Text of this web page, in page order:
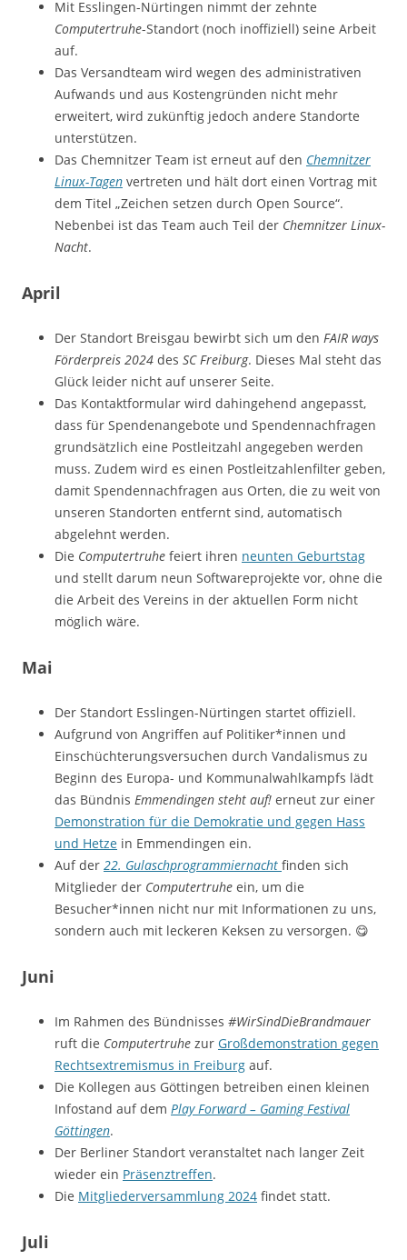
Mit Esslingen-Nürtingen nimmt der zehnte
Computertruhe-Standort (noch inoffiziell) seine Arbeit
auf.
Das Versandteam wird wegen des administrativen
Aufwands und aus Kostengründen nicht mehr
erweitert, wird zukünftig jedoch andere Standorte
unterstützen.
Das Chemnitzer Team ist erneut auf den Chemnitzer
Linux-Tagen vertreten und hält dort einen Vortrag mit
dem Titel „Zeichen setzen durch Open Source“.
Nebenbei ist das Team auch Teil der Chemnitzer Linux-
Nacht.
April
Der Standort Breisgau bewirbt sich um den FAIR ways
Förderpreis 2024 des SC Freiburg. Dieses Mal steht das
Glück leider nicht auf unserer Seite.
Das Kontaktformular wird dahingehend angepasst,
dass für Spendenangebote und Spendennachfragen
grundsätzlich eine Postleitzahl angegeben werden
muss. Zudem wird es einen Postleitzahlenfilter geben,
damit Spendennachfragen aus Orten, die zu weit von
unseren Standorten entfernt sind, automatisch
abgelehnt werden.
Die Computertruhe feiert ihren neunten Geburtstag
und stellt darum neun Softwareprojekte vor, ohne die
die Arbeit des Vereins in der aktuellen Form nicht
möglich wäre.
Mai
Der Standort Esslingen-Nürtingen startet offiziell.
Aufgrund von Angriffen auf Politiker*innen und
Einschüchterungsversuchen durch Vandalismus zu
Beginn des Europa- und Kommunalwahlkampfs lädt
das Bündnis Emmendingen steht auf! erneut zur einer
Demonstration für die Demokratie und gegen Hass
und Hetze in Emmendingen ein.
Auf der 22. Gulaschprogrammiernacht finden sich
Mitglieder der Computertruhe ein, um die
Besucher*innen nicht nur mit Informationen zu uns,
sondern auch mit leckeren Keksen zu versorgen. 😋
Juni
Im Rahmen des Bündnisses #WirSindDieBrandmauer
ruft die Computertruhe zur Großdemonstration gegen
Rechtsextremismus in Freiburg auf.
Die Kollegen aus Göttingen betreiben einen kleinen
Infostand auf dem Play Forward – Gaming Festival
Göttingen.
Der Berliner Standort veranstaltet nach langer Zeit
wieder ein Präsenztreffen.
Die Mitgliederversammlung 2024 findet statt.
Juli